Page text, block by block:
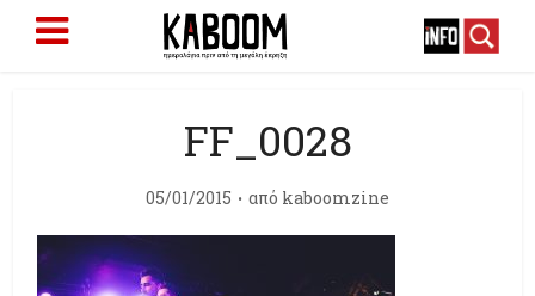
FF_0028
05/01/2015 από kaboomzine